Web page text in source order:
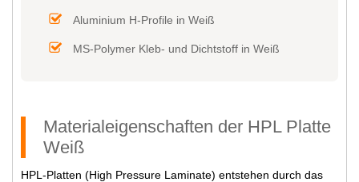
Aluminium H-Profile in Weiß
MS-Polymer Kleb- und Dichtstoff in Weiß
Materialeigenschaften der HPL Platte
Weiß
HPL-Platten (High Pressure Laminate) entstehen durch das